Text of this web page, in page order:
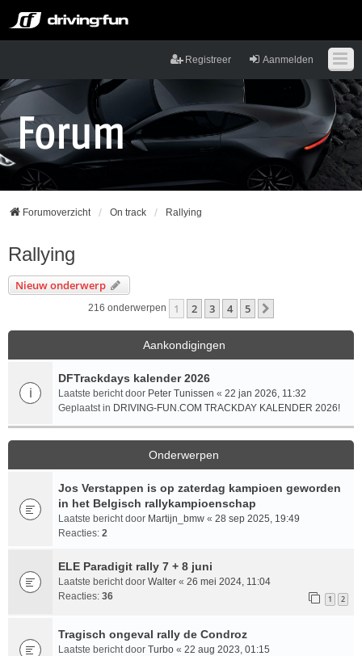
Aanmelden
Registreer
Forumoverzicht On track Rallying
Rallying
Nieuw onderwerp
216 onderwerpen 1 2 3 4 5
Aankondigingen
DFTrackdays kalender 2026
Laatste bericht door Peter Tunissen « 22 jan 2026, 11:32
Geplaatst in DRIVING-FUN.COM TRACKDAY KALENDER 2026!
Onderwerpen
Jos Verstappen is op zaterdag kampioen geworden
in het Belgisch rallykampioenschap
Laatste bericht door Martijn_bmw « 28 sep 2025, 19:49
Reacties: 2
ELE Paradigit rally 7 + 8 juni
Laatste bericht door Walter « 26 mei 2024, 11:04
Reacties: 36 1 2
Tragisch ongeval rally de Condroz
Laatste bericht door Turbo « 22 aug 2023, 01:15